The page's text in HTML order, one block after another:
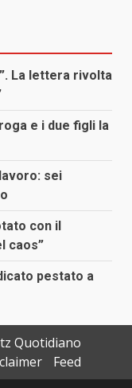
La lettera rivolta
e i due figli la
sei
con il
caos”
pestato a
Quotidiano
Feed